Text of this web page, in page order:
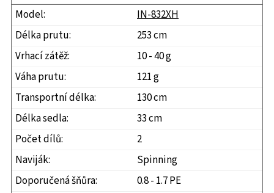
IN-832XH
253 cm
10 - 40 g
121 g
130 cm
33 cm
2
Spinning
0.8 - 1.7 PE